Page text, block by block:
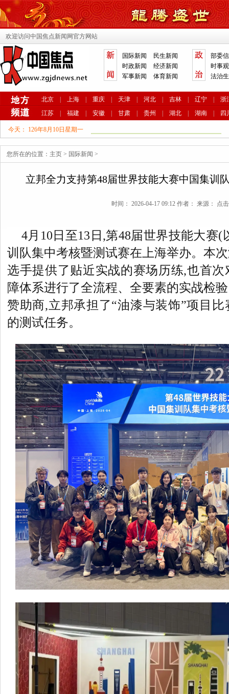
欢迎访问中国焦点新闻网官方网站
国际新闻
民生新闻
时政新闻
经济新闻
军事新闻
体育新闻
部委
时事
法治
北京 上海 重庆 天津 河北 吉林 辽宁
浙
江苏
福建 安徽 甘肃 贵州 湖北 湖南 四
今天： 126年8月10日星期一
您所在的位置： 主页 > 国际新闻 >
立邦全力支持第48届世界技能大赛中国集训
时间： 2026-04-17 09:12 作者： 来源： 点
4月10日至13日,第48届世界技能大赛(
训队集中考核暨测试赛在上海举办。本
选手提供了贴近实战的赛场历练,也首
障体系进行了全流程、全要素的实战检
赞助商,立邦承担了“油漆与装饰”项目
的测试任务。